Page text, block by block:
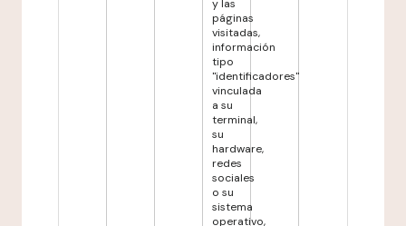
y las
páginas
visitadas,
información
tipo
"identificadores"
vinculada
a su
terminal,
su
hardware,
redes
sociales
o su
sistema
operativo,